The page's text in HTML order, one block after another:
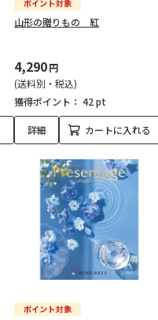
山形の贈りもの 紅
4,290円
(送料別・税込)
獲得ポイント： 42 pt
詳細 カートに入れる